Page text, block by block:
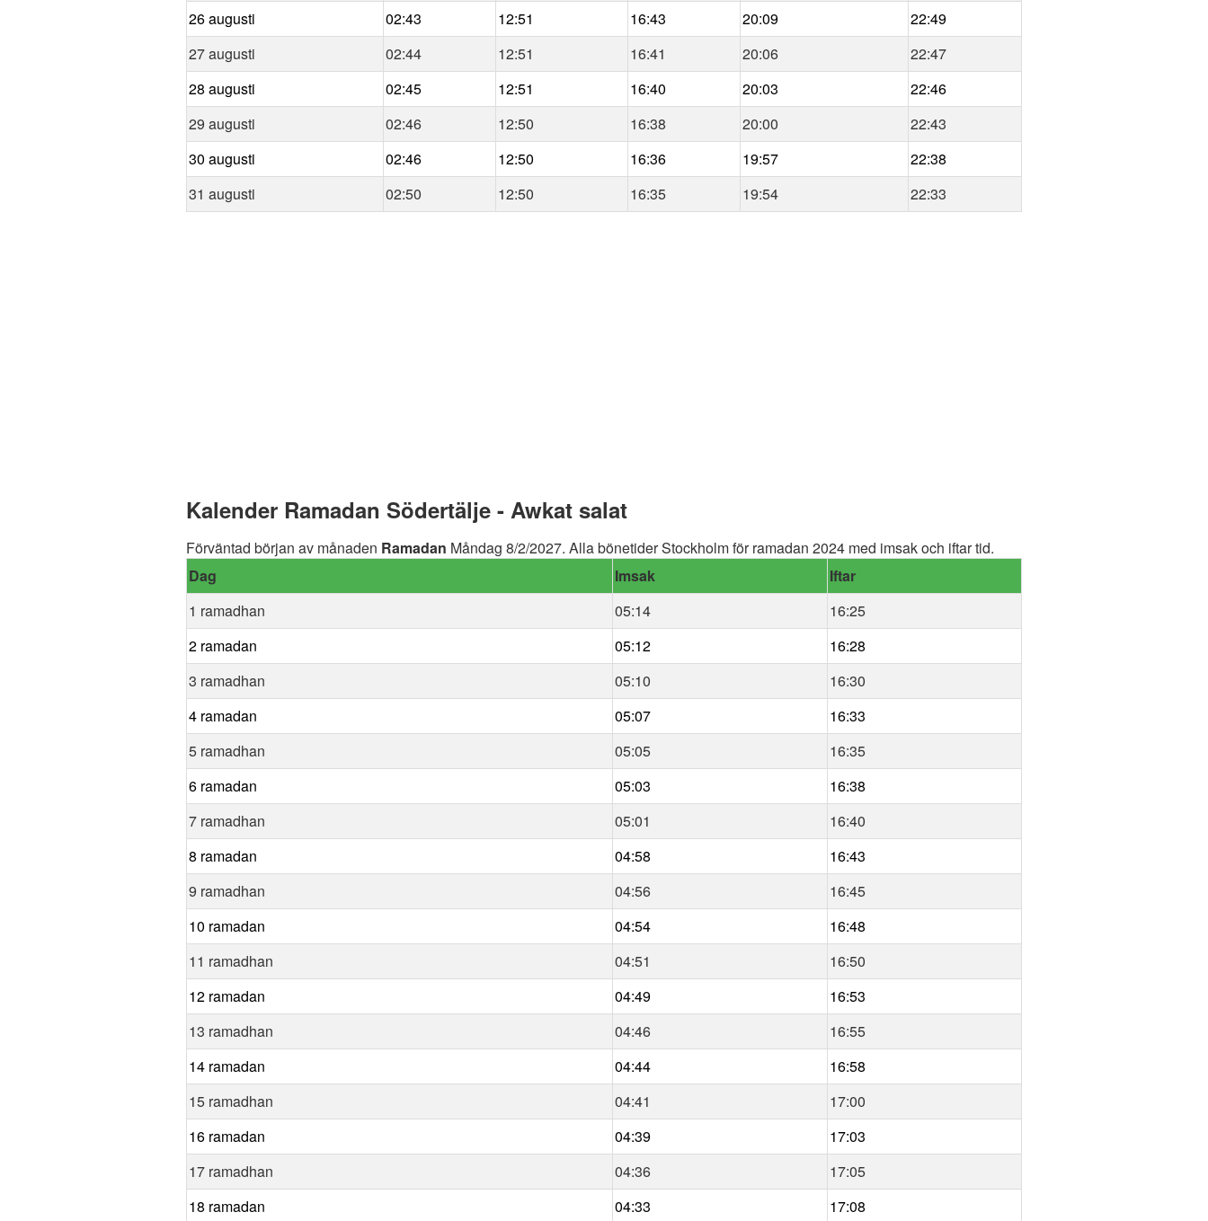
26 augusti
02:43 12:51 16:43 20:09
22:49
27 augusti
02:44 12:51 16:41 20:06
22:47
28 augusti
02:45 12:51 16:40 20:03
22:46
29 augusti
02:46 12:50 16:38 20:00
22:43
30 augusti
02:46 12:50 16:36 19:57
22:38
31 augusti
02:50 12:50 16:35 19:54 22:33
Kalender Ramadan Södertälje - Awkat salat
Förväntad början av månaden Ramadan Måndag 8/2/2027. Alla bönetider Stockholm för ramadan 2024 med imsak och iftar tid.
Dag
Imsak
Iftar
1 ramadhan
05:14
16:25
2 ramadan
05:12
16:28
3 ramadhan
05:10
16:30
4 ramadan
05:07
16:33
5 ramadhan
05:05
16:35
6 ramadan
05:03
16:38
7 ramadhan
05:01
16:40
8 ramadan
04:58
16:43
9 ramadhan
04:56
16:45
10 ramadan
04:54
16:48
11 ramadhan
04:51
16:50
12 ramadan
04:49
16:53
13 ramadhan
04:46
16:55
14 ramadan
04:44
16:58
15 ramadhan
04:41
17:00
16 ramadan
04:39
17:03
17 ramadhan
04:36
17:05
18 ramadan
04:33 17:08